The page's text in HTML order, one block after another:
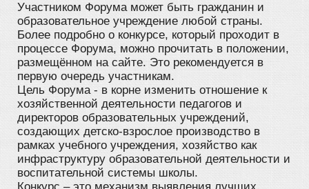
Участником Форума может быть гражданин и
образовательное учреждение любой страны.
Более подробно о конкурсе, который проходит в
процессе Форума, можно прочитать в положении,
размещённом на сайте. Это рекомендуется в
первую очередь участникам.
Цель Форума - в корне изменить отношение к
хозяйственной деятельности педагогов и
директоров образовательных учреждений,
создающих детско-взрослое производство в
рамках учебного учреждения, хозяйство как
инфраструктуру образовательной деятельности и
воспитательной системы школы.